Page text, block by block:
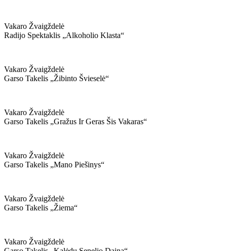
Vakaro Žvaigždelė
Radijo Spektaklis „alkoholio Klasta“
Vakaro Žvaigždelė
Garso Takelis „žibinto Švieselė“
Vakaro Žvaigždelė
Garso Takelis „gražus Ir Geras Šis Vakaras“
Vakaro Žvaigždelė
Garso Takelis „mano Piešinys“
Vakaro Žvaigždelė
Garso Takelis „žiema“
Vakaro Žvaigždelė